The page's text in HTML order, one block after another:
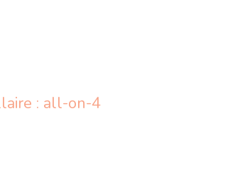
: all-on-4